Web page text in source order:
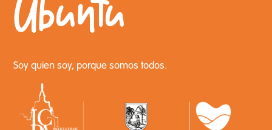
Ubuntu
Soy quien soy, porque somos todos.